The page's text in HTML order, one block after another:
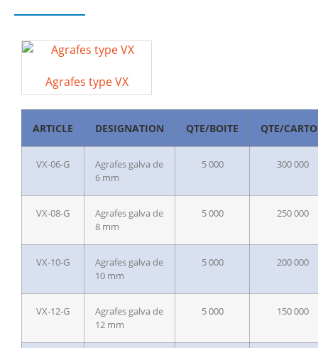
Agrafes type VX
ARTICLE DESIGNATION QTE/BOITE QTE/
VX-06-G
Agrafes galva de
6 mm
5 000 300 000
VX-08-G
Agrafes galva de
8 mm
5 000 250 000
VX-10-G
Agrafes galva de
10 mm
5 000 200 000
VX-12-G
Agrafes galva de
12 mm
5 000 150 000